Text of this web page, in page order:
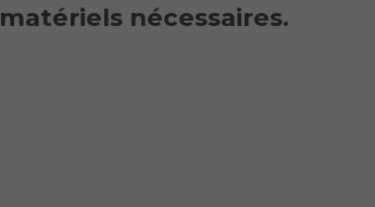
matériels nécessaires.